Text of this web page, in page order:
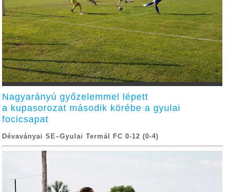
Nagyarányú győzelemmel lépett
a kupasorozat második körébe a gyulai
focicsapat
Dévaványai SE–Gyulai Termál FC 0-12 (0-4)